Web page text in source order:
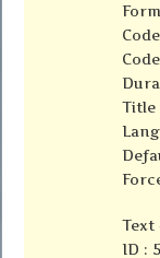
Title
Text
ID : 5